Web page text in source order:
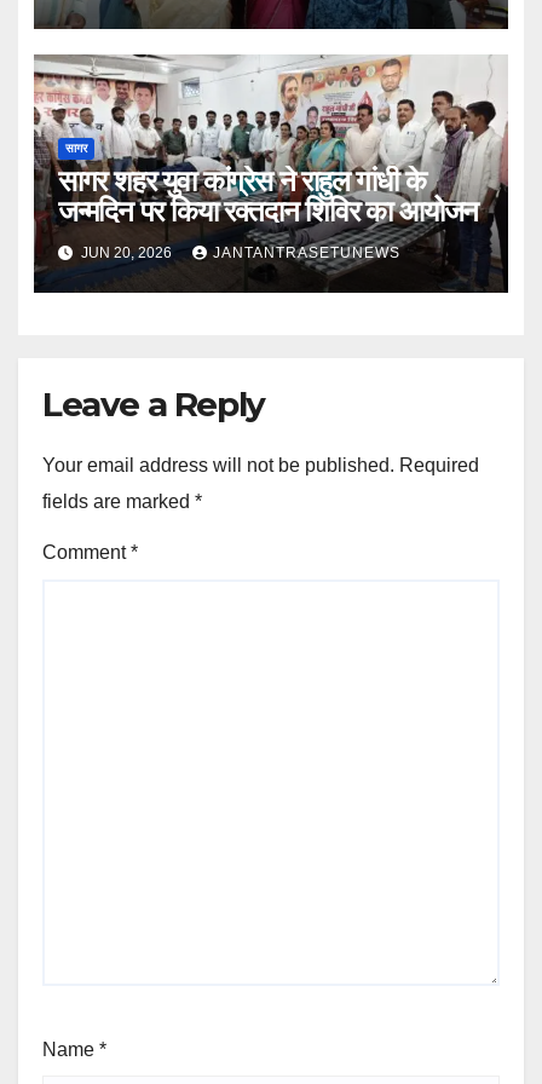
सागर
सागर शहर युवा कांग्रेस ने राहुल गांधी के
जन्मदिन पर किया रक्तदान शिविर का आयोजन
JUN 20, 2026 JANTANTRASETUNEWS
Leave a Reply
Your email address will not be published. Required
fields are marked *
Comment*
Name *